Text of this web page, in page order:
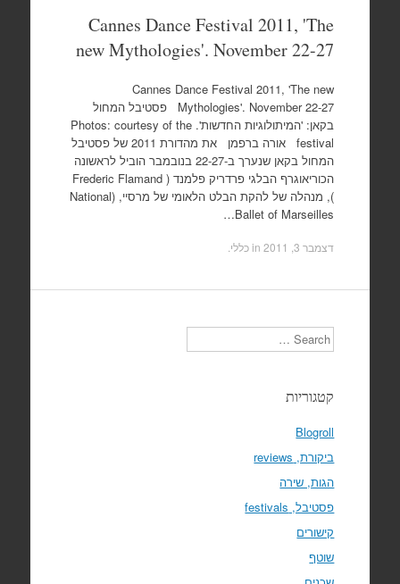
Cannes Dance Festival 2011, 'The
new Mythologies'. November 22-27
Cannes Dance Festival 2011, 'The new
Mythologies'. November 22-27 פסטיבל המחול
בקאן: 'המיתולוגיות החדשות'. Photos: courtesy of the
festival אורה ברפמן את מהדורת 2011 של פסטיבל
המחול בקאן שנערך ב-22-27 בנובמבר הוביל לראשונה
הכוריאוגרף הבלגי פרדריק פלמנד ( Frederic Flamand
), מנהלה של להקת הבלט הלאומי של מרסיי, (National
Ballet of Marseilles…
דצמבר 3, 2011 in כללי.
Search
קטגוריות
Blogroll
ביקורת, reviews
הגות, שירה
פסטיבל, festivals
קישורים
שוטף